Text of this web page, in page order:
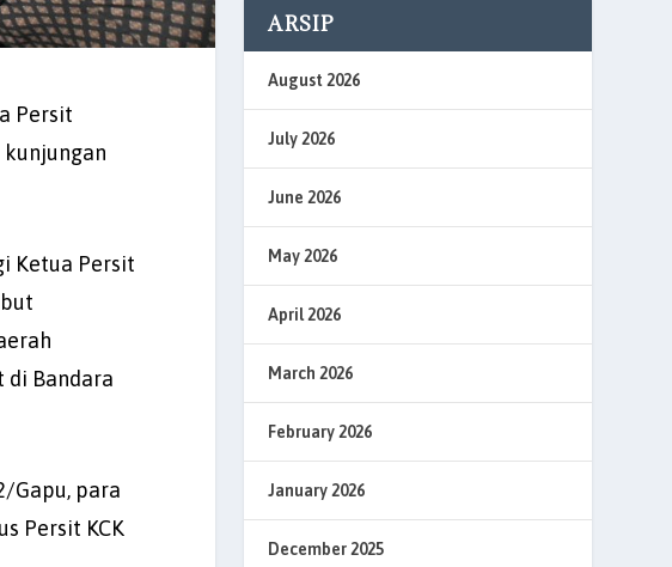
Persit
kunjungan
Ketua Persit
di Bandara
Gapu, para
Persit KCK
ARSIP
August 2026
July 2026
June 2026
May 2026
April 2026
March 2026
February 2026
January 2026
December 2025